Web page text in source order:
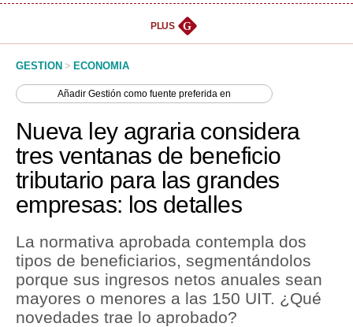
Management & Empleo
Perú
Política
Tu Dinero
Finanzas Personales
Inmobiliarias
Plus G
PLUS G
GESTION > ECONOMIA
AñadirGestión como fuente preferida en
Nueva ley agraria considera
tres ventanas de beneficio
tributario para las grandes
empresas: los detalles
La normativa aprobada contempla dos
tipos de beneficiarios, segmentándolos
porque sus ingresos netos anuales sean
mayores o menores a las 150 UIT. ¿Qué
novedades trae lo aprobado?